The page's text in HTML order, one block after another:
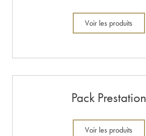
Voir les produits
Pack Prestation
Voir les produits